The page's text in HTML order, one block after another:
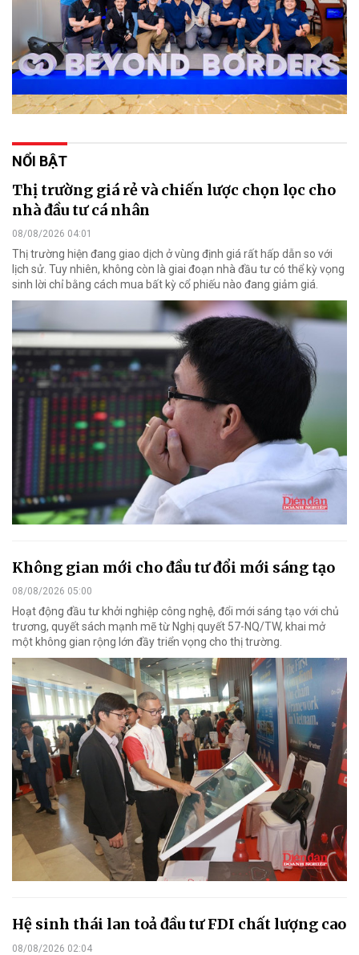
NỔI BẬT
Thị trường giá rẻ và chiến lược chọn lọc cho
nhà đầu tư cá nhân
08/08/2026 04:01
Thị trường hiện đang giao dịch ở vùng định giá rất hấp dẫn so với
lịch sử. Tuy nhiên, không còn là giai đoạn nhà đầu tư có thể kỳ vọng
sinh lời chỉ bằng cách mua bất kỳ cổ phiếu nào đang giảm giá.
Không gian mới cho đầu tư đổi mới sáng tạo
08/08/2026 05:00
Hoạt động đầu tư khởi nghiệp công nghệ, đổi mới sáng tạo với chủ
trương, quyết sách mạnh mẽ từ Nghị quyết 57-NQ/TW, khai mở
một không gian rộng lớn đầy triển vọng cho thị trường.
Hệ sinh thái lan toả đầu tư FDI chất lượng cao
08/08/2026 02:04